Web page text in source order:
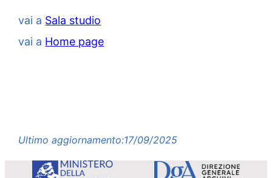
vai a Sala studio
vai a Home page
Ultimo aggiornamento:17/09/2025